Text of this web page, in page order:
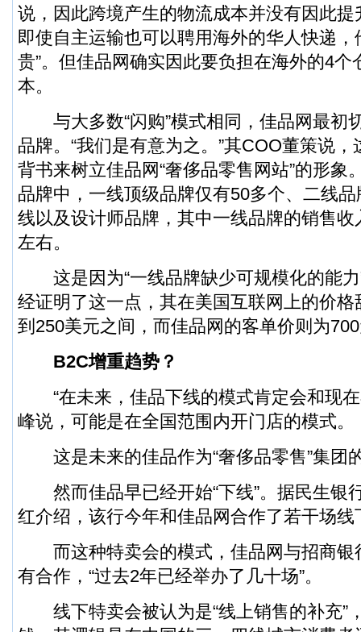
说，因此跨境产生的物流成本并没有因此
即使自主运输也可以聘用海外的华人快递，
贵”。但佳品网确实因此要负担在海外的4个
本。
与大多数“闪购”模式相同，佳品网最初
品牌。“我们是有意为之。”其COO董策说
背书来树立佳品网“奢侈品零售网站”的形象
品牌中，一线顶级品牌仅有50多个、二线
线以及设计师品牌，其中一线品牌的销售
左右。
这是因为“一线品牌缺少可规模化的能力
经证明了这一点，其在美国互联网上的价
到250美元之间，而佳品网的客单价则为
B2C增重趋势？
“在未来，佳品下线的模式肯定会和现在
峰说，可能是在全国范围内开门店的模式。
这是未来的佳品作为“奢侈品零售”集团
然而佳品早已经开始“下线”。据民生银
红介绍，该行今年和佳品网合作了若干场线
而这种特卖会的模式，佳品网与招商银
有合作，“过去2年已经举办了几十场”。
线下特卖会被认为是“线上销售的补充”